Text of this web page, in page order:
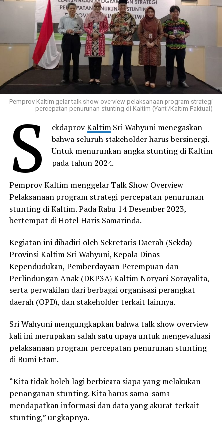
Pemprov Kaltim gelar talk show overview pelaksanaan program strategi
percepatan penurunan stunting di Kaltim (Yanti/Kaltim Faktual)
S ekdaprovKaltim Sri Wahyuni menegaskan
bahwa seluruh stakeholder harus bersinergi.
Untuk menurunkan angka stunting di Kaltim
pada tahun 2024.
Pemprov Kaltim menggelar Talk Show Overview
Pelaksanaan program strategi percepatan penurunan
stunting di Kaltim. Pada Rabu 14 Desember 2023,
bertempat di Hotel Haris Samarinda.
Kegiatan ini dihadiri oleh Sekretaris Daerah (Sekda)
Provinsi Kaltim Sri Wahyuni, Kepala Dinas
Kependudukan, Pemberdayaan Perempuan dan
Perlindungan Anak (DKP3A) Kaltim Noryani Sorayalita,
serta perwakilan dari berbagai organisasi perangkat
daerah (OPD), dan stakeholder terkait lainnya.
Sri Wahyuni mengungkapkan bahwa talk show overview
kali ini merupakan salah satu upaya untuk mengevaluasi
pelaksanaan program percepatan penurunan stunting
di Bumi Etam.
“Kita tidak boleh lagi berbicara siapa yang melakukan
penanganan stunting. Kita harus sama-sama
mendapatkan informasi dan data yang akurat terkait
stunting,” ungkapnya.